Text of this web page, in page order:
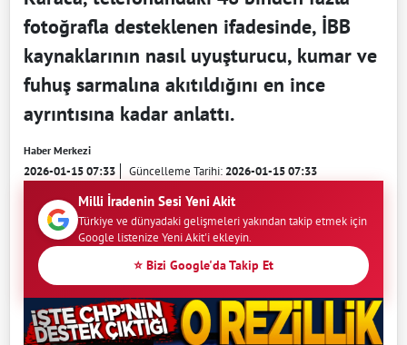
fotoğrafla desteklenen ifadesinde, İBB
kaynaklarının nasıl uyuşturucu, kumar ve
fuhuş sarmalına akıtıldığını en ince
ayrıntısına kadar anlattı.
Haber Merkezi
2026-01-15 07:33 Güncelleme Tarihi:2026-01-15 07:33
Milli İradenin Sesi Yeni Akit
Türkiye ve dünyadaki gelişmeleri yakından takip etmek için
Google listenize Yeni Akit'i ekleyin.
⭐ Bizi Google'da Takip Et